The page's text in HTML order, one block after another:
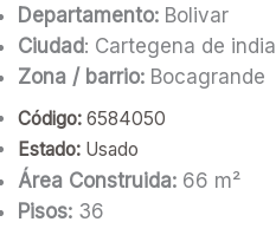
Departamento: Bolivar
Ciudad: Cartegena de india
Zona / barrio: Bocagrande
Código: 6584050
Estado: Usado
Área Construida: 66 m²
Pisos: 36